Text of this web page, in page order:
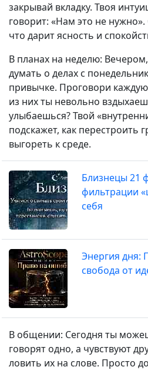
закрывай вкладку. Твоя
говорит: «Нам это не
что дарит ясность и
В планах на неделю:
думать о делах с
привычке. Проговори каждую
из них ты невольно
улыбаешься? Твой
подскажет, как перестроить
выгореть к среде.
Близнецы 21
фильтрации
себя
Энергия дня:
свобода от
В общении: Сегодня ты
говорят одно, а чувствуют
ловить их на слове. Просто